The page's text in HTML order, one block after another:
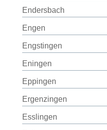
Endersbach
Engen
Engstingen
Eningen
Eppingen
Ergenzingen
Esslingen